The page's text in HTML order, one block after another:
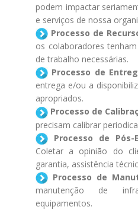
podem impactar
e serviços de nossa
Processo de
os colaboradores
de trabalho necessárias.
Processo de
entrega e/ou a
apropriados.
Processo de
precisam calibrar
Processo de Pós-
Coletar a opinião do
garantia, assistência
Processo de
manutenção de
equipamentos.